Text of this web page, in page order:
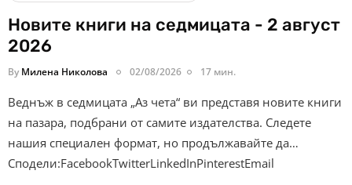
Новите книги на седмицата - 2 август
2026
By Милена Николова 02/08/2026 17 мин.
Веднъж в седмицата „Аз чета“ ви представя новите книги
на пазара, подбрани от самите издателства. Следете
нашия специален формат, но продължавайте да…
Сподели:FacebookTwitterLinkedInPinterestEmail